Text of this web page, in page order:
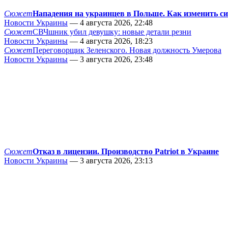
СюжетНападения на украинцев в Польше. Как изменить
Новости Украины — 4 августа 2026, 22:48
СюжетСВЧшник убил девушку: новые детали резни
Новости Украины — 4 августа 2026, 18:23
СюжетПереговорщик Зеленского. Новая должность Умерова
Новости Украины — 3 августа 2026, 23:48
СюжетОтказ в лицензии. Производство Patriot в Украине
Новости Украины — 3 августа 2026, 23:13